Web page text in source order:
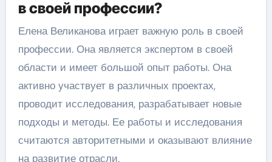
в своей профессии?
Елена Великанова играет важную роль в своей
профессии. Она является экспертом в своей
области и имеет большой опыт работы. Она
активно участвует в различных проектах,
проводит исследования, разрабатывает новые
подходы и методы. Ее работы и исследования
считаются авторитетными и оказывают влияние
на развитие отрасли.